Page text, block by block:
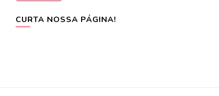
CURTA NOSSA PÁGINA!